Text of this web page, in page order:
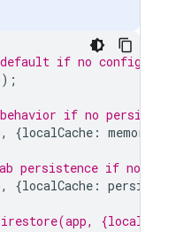
default if no config is
);
if no
, {localCache :
persistence if no tab
, {localCache :